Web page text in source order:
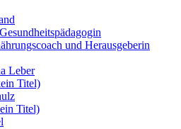
und Herausgeberin
Leber
Titel)
Titel)